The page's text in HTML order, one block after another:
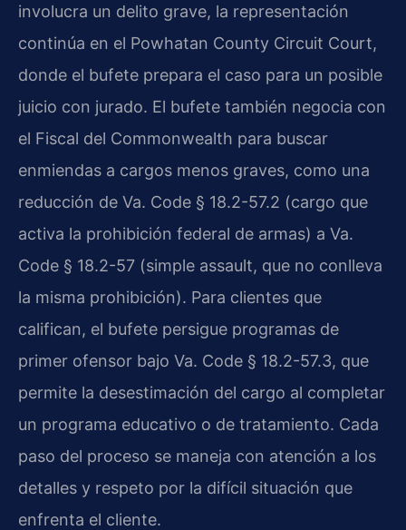
involucra un delito grave, la representación
continúa en el Powhatan County Circuit Court,
donde el bufete prepara el caso para un posible
juicio con jurado. El bufete también negocia con
el Fiscal del Commonwealth para buscar
enmiendas a cargos menos graves, como una
reducción de Va. Code § 18.2-57.2 (cargo que
activa la prohibición federal de armas) a Va.
Code § 18.2-57 (simple assault, que no conlleva
la misma prohibición). Para clientes que
califican, el bufete persigue programas de
primer ofensor bajo Va. Code § 18.2-57.3, que
permite la desestimación del cargo al completar
un programa educativo o de tratamiento. Cada
paso del proceso se maneja con atención a los
detalles y respeto por la difícil situación que
enfrenta el cliente.